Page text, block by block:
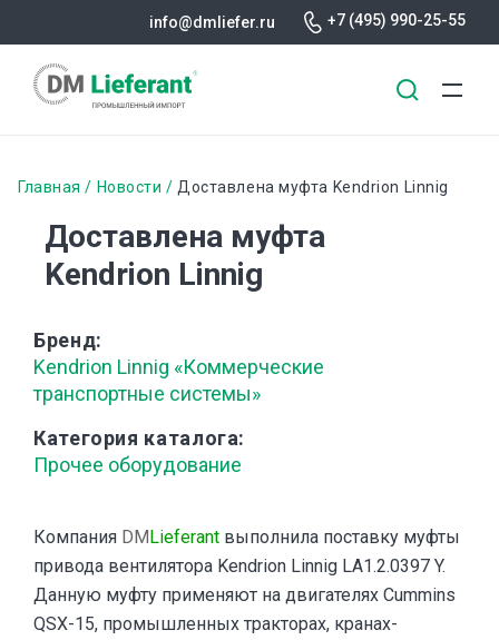
содержанию
info@dmliefer.ru +7 (495) 990-25-55
Строка
навигации
Главная Новости Доставлена муфта Kendrion Linnig
Доставлена муфта
Kendrion Linnig
Бренд
Kendrion Linnig «Коммерческие
транспортные системы»
Категория каталога
Прочее оборудование
Компания DMLieferant выполнила поставку муфты
привода вентилятора Kendrion Linnig LA1.2.0397 Y.
Данную муфту применяют на двигателях Cummins
QSX-15, промышленных тракторах, кранах-